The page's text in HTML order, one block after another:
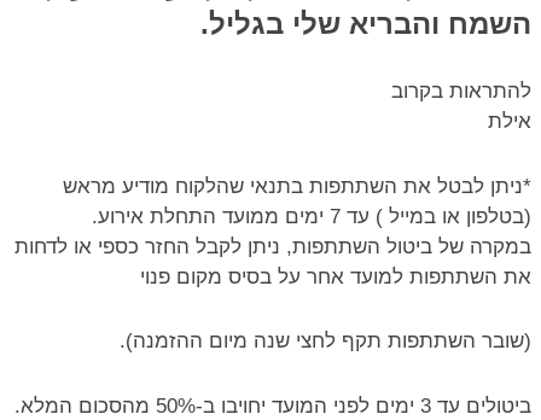
השמח והבריא שלי בגליל.
להתראות בקרוב
אילת
*ניתן לבטל את השתתפות בתנאי שהלקוח מודיע מראש
(בטלפון או במייל ) עד 7 ימים ממועד התחלת אירוע.
במקרה של ביטול השתתפות, ניתן לקבל החזר כספי או לדחות
את השתתפות למועד אחר על בסיס מקום פנוי
(שובר השתתפות תקף לחצי שנה מיום ההזמנה).
ביטולים עד 3 ימים לפני המועד יחויבו ב-50% מהסכום המלא.